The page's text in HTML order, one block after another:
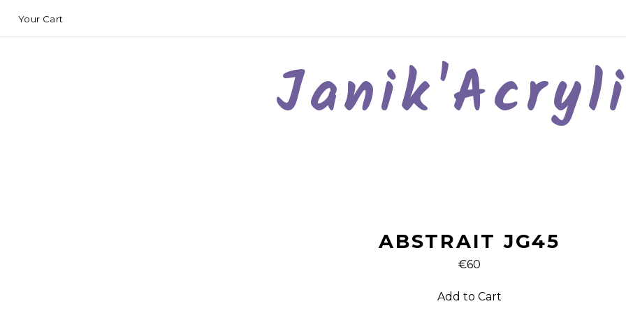
Your Cart
ABSTRAIT JG45
€60
Add to Cart